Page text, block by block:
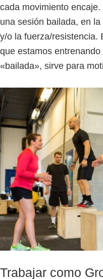
cada movimiento
una sesión bailada, en
y/o la fuerza/resistencia.
que estamos
«bailada», sirve para
Trabajar como